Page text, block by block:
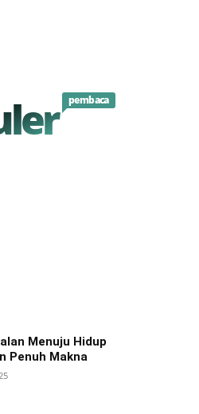
pembaca
Menuju Hidup
Penuh Makna